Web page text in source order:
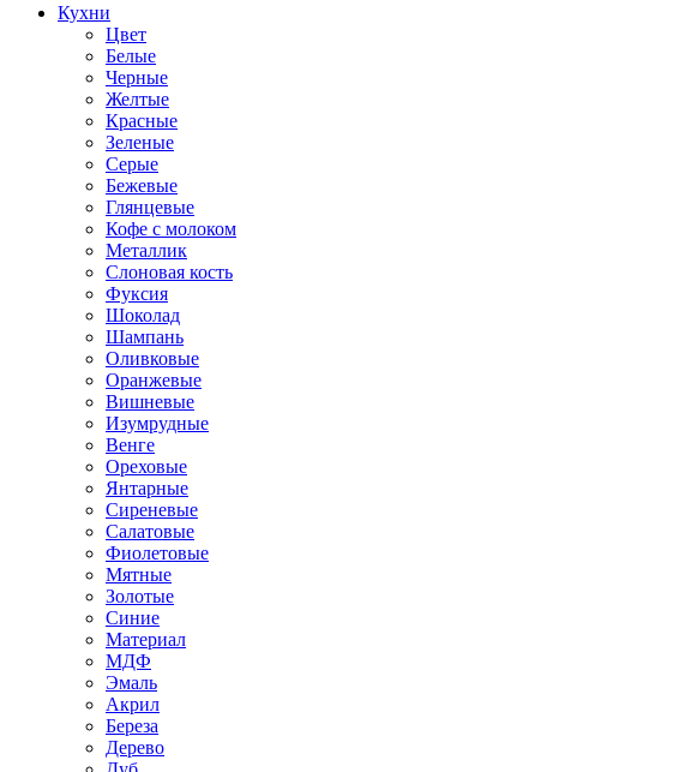
Кухни
Цвет
Белые
Черные
Желтые
Красные
Зеленые
Серые
Бежевые
Глянцевые
Кофе с молоком
Металлик
Слоновая кость
Фуксия
Шоколад
Шампань
Оливковые
Оранжевые
Вишневые
Изумрудные
Венге
Ореховые
Янтарные
Сиреневые
Салатовые
Фиолетовые
Мятные
Золотые
Синие
Материал
МДФ
Эмаль
Акрил
Береза
Дерево